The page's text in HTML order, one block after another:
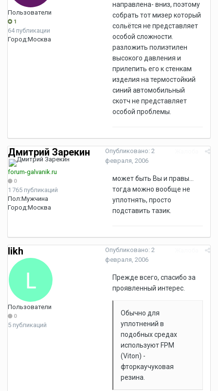
Пользователи
1
64 публикации
Город:Москва
направлена- вниз, поэтому
собрать тот мизер который
сольётся не представляет
особой сложности.
разложить полиэтилен
высокого давления и
прилепить его к стенкам
изделия на термостойкий
синий автомобильный
скотч не представляет
особой проблемы.
Дмитрий Зарекин
forum-galvanik.ru
0
1 765 публикаций
Пол:Мужчина
Город:Москва
Опубликовано: 2
февраля, 2006
может быть Вы и правы...
тогда можно вообще не
уплотнять, просто
подставить тазик.
likh
Пользователи
0
5 публикаций
Опубликовано: 2
февраля, 2006
Прежде всего, спасибо за
проявленный интерес.
Обычно для
уплотнений в
подобных средах
используют FPM
(Viton) -
фторкаучуковая
резина.